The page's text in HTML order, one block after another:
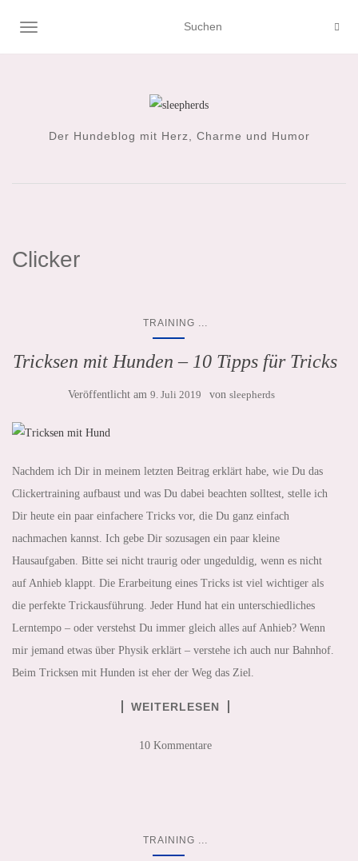
NAVIGATION UMSCHALTEN
Der Hundeblog mit Herz, Charme und Humor
Clicker
TRAINING
Tricksen mit Hunden – 10 Tipps für Tricks
Veröffentlicht am 9. Juli 2019 von sleepherds
Nachdem ich Dir in meinem letzten Beitrag erklärt habe, wie Du das
Clickertraining aufbaust und was Du dabei beachten solltest, stelle ich
Dir heute ein paar einfachere Tricks vor, die Du ganz einfach
nachmachen kannst. Ich gebe Dir sozusagen ein paar kleine
Hausaufgaben. Bitte sei nicht traurig oder ungeduldig, wenn es nicht
auf Anhieb klappt. Die Erarbeitung eines Tricks ist viel wichtiger als
die perfekte Trickausführung. Jeder Hund hat ein unterschiedliches
Lerntempo – oder verstehst Du immer gleich alles auf Anhieb? Wenn
mir jemand etwas über Physik erklärt – verstehe ich auch nur Bahnhof.
Beim Tricksen mit Hunden ist eher der Weg das Ziel.
WEITERLESEN
10 Kommentare
TRAINING